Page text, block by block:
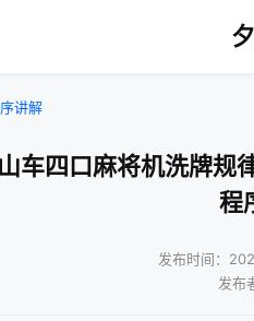
讲解
车四口麻将机洗牌规
程
发布时间：
发布